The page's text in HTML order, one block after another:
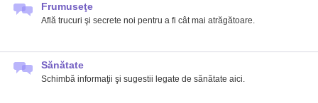
Frumuseţe
Află trucuri şi secrete noi pentru a fi cât mai atrăgătoare.
Sănătate
Schimbă informaţii şi sugestii legate de sănătate aici.